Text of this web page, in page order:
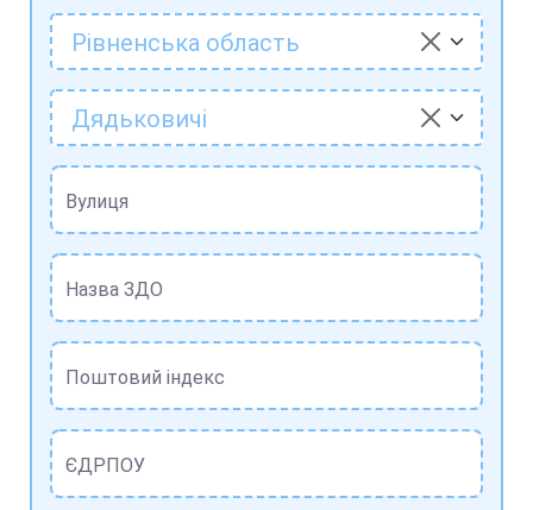
Рівненська область
Дядьковичі
Вулиця
Назва ЗДО
Поштовий індекс
ЄДРПОУ